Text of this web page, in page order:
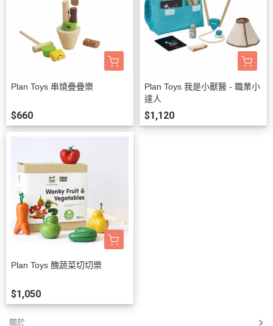
Plan Toys 串燒疊疊樂
$660
Plan Toys 我是小獸醫 - 職業小
達人
$1,120
Plan Toys 醜蔬菜切切樂
$1,050
關於